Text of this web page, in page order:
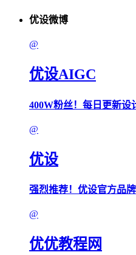
优设微博
@
优设AIGC
400W粉丝！每日更新设
@
优设
强烈推荐！优设官方品
@
优优教程网